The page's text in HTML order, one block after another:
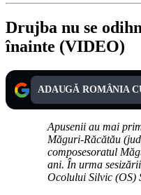
Drujba nu se
înainte (VIDEO)
ADAUGĂ ROMÂNIA
Apusenii au mai
Măguri-Răcătău
composesoratul
ani. În urma
Ocolului Silvic (OS)